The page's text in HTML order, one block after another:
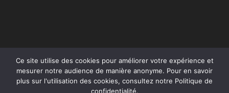
Ce site utilise des cookies pour améliorer votre expérience et
mesurer notre audience de manière anonyme. Pour en savoir
plus sur l'utilisation des cookies, consultez notre Politique de
confidentialité.